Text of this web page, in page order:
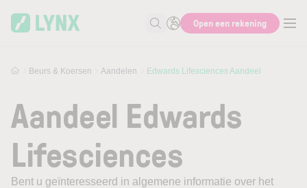
Zoek naar informatie
Open een rekening
Beurs & Koersen Aandelen Edwards Lifesciences Aandeel
Aandeel Edwards
Lifesciences
Bent u geïnteresseerd in algemene informatie over het